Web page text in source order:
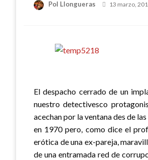
Pol Llongueras
Publicado
13 marzo,
El despacho cerrado de un
nuestro detectivesco
acechan por la ventana des de
en 1970 pero, como dice el
erótica de una ex-pareja,
de una entramada red de